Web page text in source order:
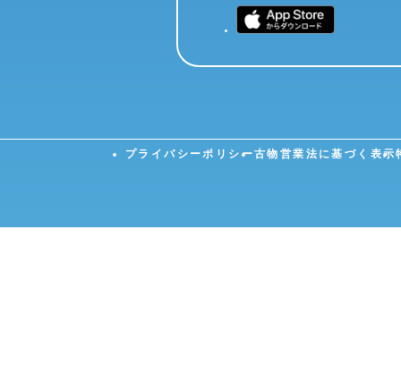
プライバシーポリシー古物営業法に基づく表示